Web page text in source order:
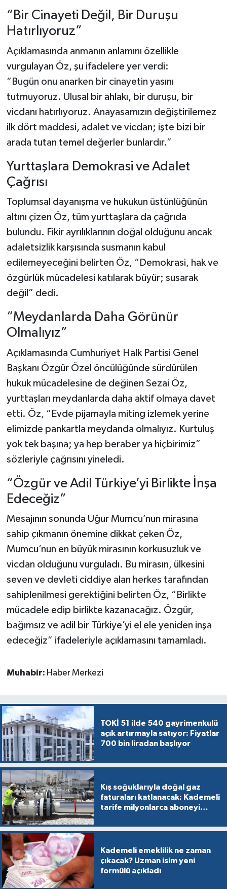
açıklama yaptı?
“Bir Cinayeti Değil, Bir Duruşu
Hatırlıyoruz”
Açıklamasında anmanın anlamını özellikle
vurgulayan Öz, şu ifadelere yer verdi:
“Bugün onu anarken bir cinayetin yasını
tutmuyoruz. Ulusal bir ahlakı, bir duruşu, bir
vicdanı hatırlıyoruz. Anayasamızın değiştirilemez
ilk dört maddesi, adalet ve vicdan; işte bizi bir
arada tutan temel değerler bunlardır.”
Yurttaşlara Demokrasi ve Adalet
Çağrısı
Toplumsal dayanışma ve hukukun üstünlüğünün
altını çizen Öz, tüm yurttaşlara da çağrıda
bulundu. Fikir ayrılıklarının doğal olduğunu ancak
adaletsizlik karşısında susmanın kabul
edilemeyeceğini belirten Öz, “Demokrasi, hak ve
özgürlük mücadelesi katılarak büyür; susarak
değil” dedi.
“Meydanlarda Daha Görünür
Olmalıyız”
Açıklamasında Cumhuriyet Halk Partisi Genel
Başkanı Özgür Özel öncülüğünde sürdürülen
hukuk mücadelesine de değinen Sezai Öz,
yurttaşları meydanlarda daha aktif olmaya davet
etti. Öz, “Evde pijamayla miting izlemek yerine
elimizde pankartla meydanda olmalıyız. Kurtuluş
yok tek başına; ya hep beraber ya hiçbirimiz”
sözleriyle çağrısını yineledi.
“Özgür ve Adil Türkiye’yi Birlikte İnşa
Edeceğiz”
Mesajının sonunda Uğur Mumcu’nun mirasına
sahip çıkmanın önemine dikkat çeken Öz,
Mumcu’nun en büyük mirasının korkusuzluk ve
vicdan olduğunu vurguladı. Bu mirasın, ülkesini
seven ve devleti ciddiye alan herkes tarafından
sahiplenilmesi gerektiğini belirten Öz, “Birlikte
mücadele edip birlikte kazanacağız. Özgür,
bağımsız ve adil bir Türkiye’yi el ele yeniden inşa
edeceğiz” ifadeleriyle açıklamasını tamamladı.
Muhabir: Haber Merkezi
TOKİ 51 ilde 540 gayrimenkulü
açık artırmayla satıyor: Fiyatlar
700 bin liradan başlıyor
Kış soğuklarıyla doğal gaz
faturaları katlanacak: Kademeli
tarife milyonlarca aboneyi
Kademeli emeklilik ne zaman
çıkacak? Uzman isim yeni
formülü açıkladı